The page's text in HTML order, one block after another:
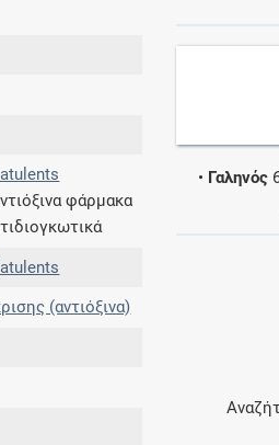
φάρμακα
(αντιόξινα)
• Γαληνός